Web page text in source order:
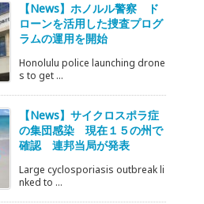
【News】ホノルル警察 ド
ローンを活用した捜査プログ
ラムの運用を開始
Honolulu police launching drone
s to get ...
【News】サイクロスポラ症
の集団感染 現在１５の州で
確認 連邦当局が発表
Large cyclosporiasis outbreak li
nked to ...